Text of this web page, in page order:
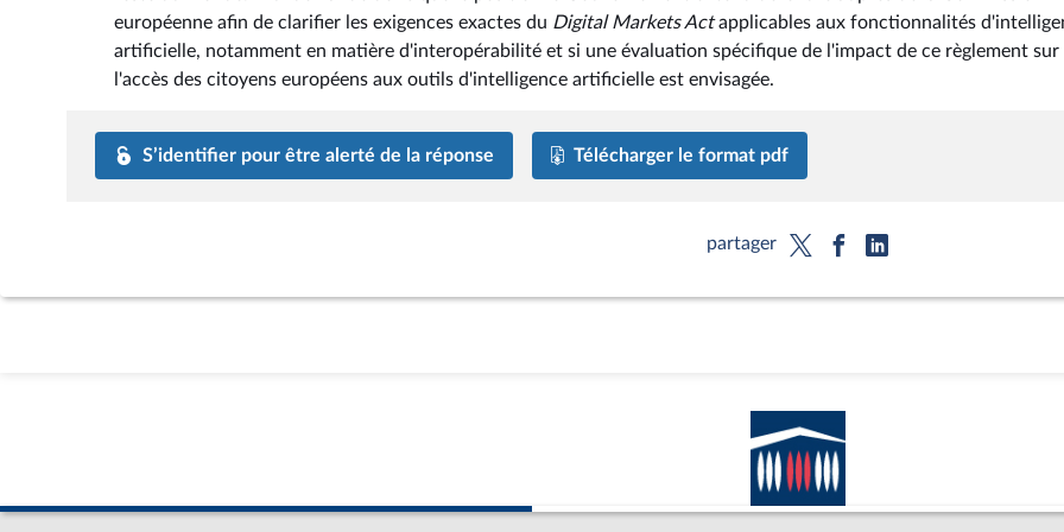
européenne afin de clarifier les exigences exactes du Digital Markets Actapplicables aux fonctionnalités
artificielle, notamment en matière d'interopérabilité et si une évaluation spécifique de l'impact de ce règlement sur
l'accès des citoyens européens aux outils d'intelligence artificielle est envisagée.
S’identifier pour être alerté de la réponse Télécharger le format pdf
partager